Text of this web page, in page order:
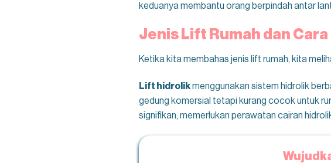
keduanya membantu orang berpindah antar
Jenis Lift Rumah dan
Ketika kita membahas jenis lift rumah, kita
Lift hidrolikmenggunakan sistem hidrolik
gedung komersial tetapi kurang cocok untuk
signifikan, memerlukan perawatan cairan